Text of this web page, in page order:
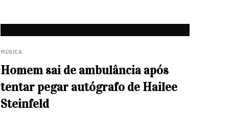
MÚSICA
Homem sai de ambulância após
tentar pegar autógrafo de Hailee
Steinfeld